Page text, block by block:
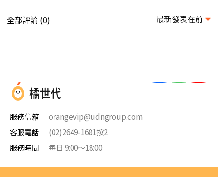
全部評論 (0) 最新發表在前
服務信箱
orangevip@udngroup.com
客服電話
(02)2649-1681按2
服務時間
每日 9:00～18:00